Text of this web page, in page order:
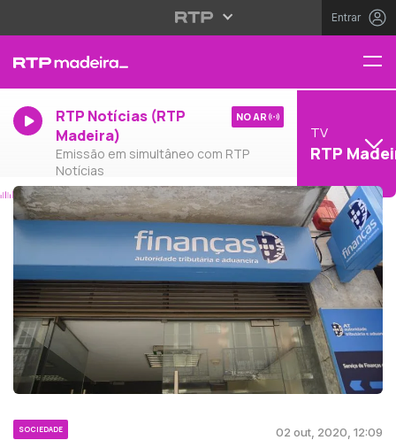
Entrar
RTP Notícias (RTP
Madeira)
Emissão em simultâneo com RTP
Notícias
NO AR
TV
RTP
SOCIEDADE 02 out, 2020, 12:09